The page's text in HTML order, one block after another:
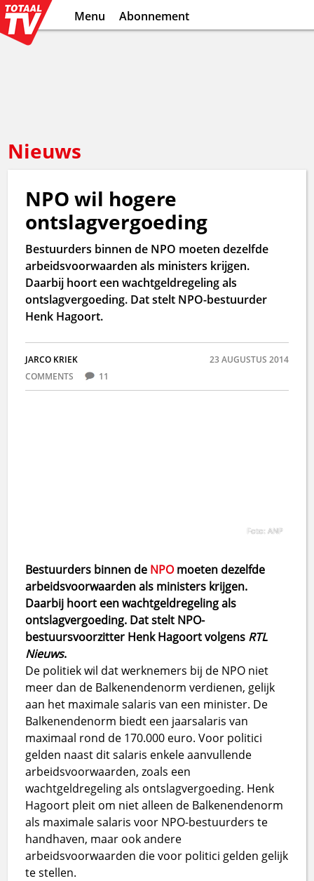
Menu Abonnement
Nieuws
NPO wil hogere
ontslagvergoeding
Bestuurders binnen de NPO moeten dezelfde
arbeidsvoorwaarden als ministers krijgen.
Daarbij hoort een wachtgeldregeling als
ontslagvergoeding. Dat stelt NPO-bestuurder
Henk Hagoort.
JARCO KRIEK
23 AUGUSTUS 2014
COMMENTS
11
Foto: ANP
Bestuurders binnen de NPOmoeten dezelfde
arbeidsvoorwaarden als ministers krijgen.
Daarbij hoort een wachtgeldregeling als
ontslagvergoeding. Dat stelt NPO-
bestuursvoorzitter Henk Hagoort volgens RTL
Nieuws.
De politiek wil dat werknemers bij de NPO niet
meer dan de Balkenendenorm verdienen, gelijk
aan het maximale salaris van een minister. De
Balkenendenorm biedt een jaarsalaris van
maximaal rond de 170.000 euro. Voor politici
gelden naast dit salaris enkele aanvullende
arbeidsvoorwaarden, zoals een
wachtgeldregeling als ontslagvergoeding. Henk
Hagoort pleit om niet alleen de Balkenendenorm
als maximale salaris voor NPO-bestuurders te
handhaven, maar ook andere
arbeidsvoorwaarden die voor politici gelden gelijk
te stellen.